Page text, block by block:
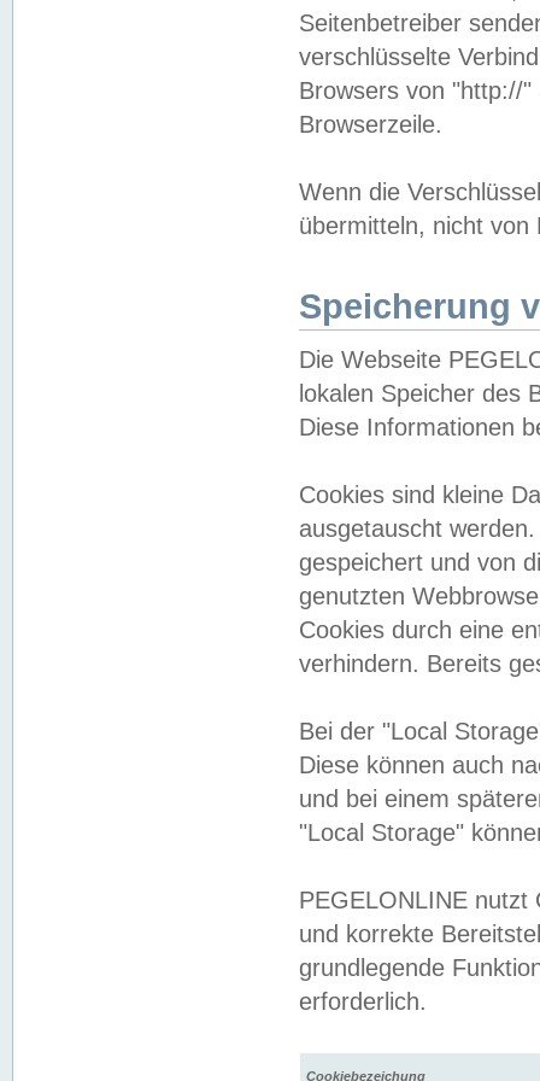
Seitenbetreiber
verschlüsselte
Browsers von "http://
Browserzeile.
Wenn die
übermitteln, nicht von
Speicherung
Die Webseite
lokalen Speicher des
Diese Informationen
Cookies sind kleine
ausgetauscht
gespeichert und von
genutzten
Cookies durch eine
verhindern. Bereits
Bei der "Local
Diese können auch
und bei einem
"Local Storage"
PEGELONLINE nutzt
und korrekte
grundlegende
erforderlich.
Cookiebezeichung